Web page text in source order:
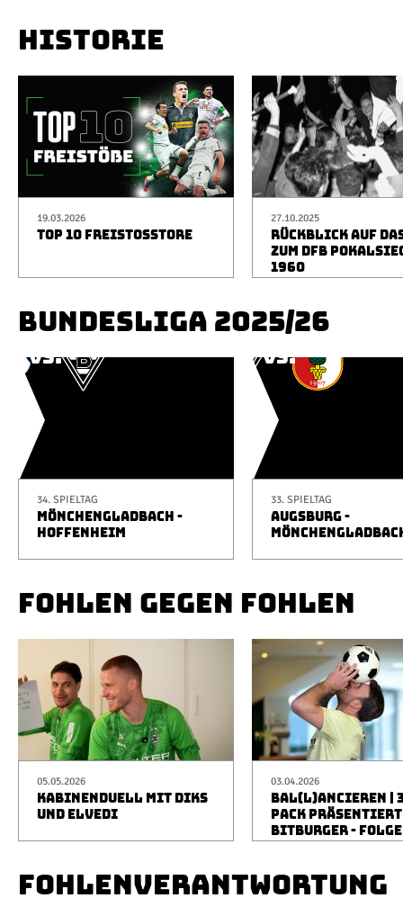
HISTORIE
19.03.2026
TOP 10 FREISTOSSTORE
27.10.2025
RÜCKBLICK AUF
ZUM DFB
1960
BUNDESLIGA 2025/26
34. SPIELTAG
MÖNCHENGLADBACH -
HOFFENHEIM
33. SPIELTAG
AUGSBURG -
FOHLEN GEGEN FOHLEN
05.05.2026
KABINENDUELL MIT DIKS
UND ELVEDI
03.04.2026
BAL(L)ANCIEREN |
PACK
BITBURGER -
FOHLENVERANTWORTUNG